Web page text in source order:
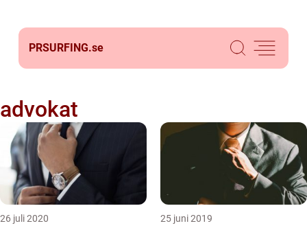
PRSURFING.se
advokat
26 juli 2020 25 juni 2019